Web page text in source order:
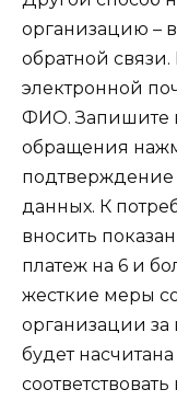
организацию –
обратной
электронной
ФИО. Запишите
обращения
подтверждение
данных. К
вносить
платеж на 6 и
жесткие меры
организации
будет